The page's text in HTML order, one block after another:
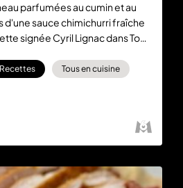
parfumées au cumin et au
sauce chimichurri fraîche
signée Cyril Lignac dans Tous
Recettes Tous en cuisine